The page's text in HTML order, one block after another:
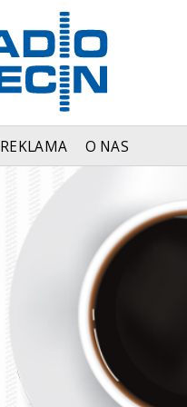
REKLAMA O NAS